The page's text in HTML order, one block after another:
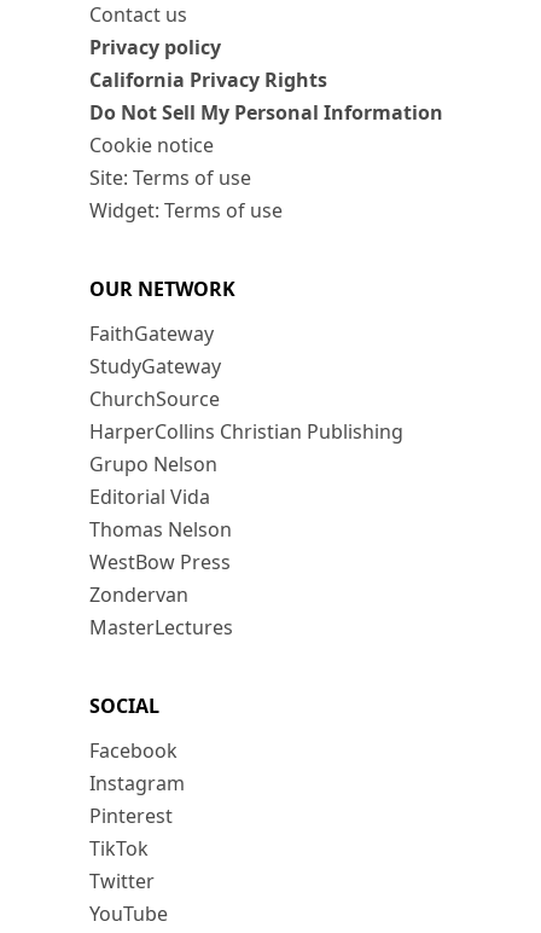
Contact us
Privacy policy
California Privacy Rights
Do Not Sell My Personal Information
Cookie notice
Site: Terms of use
Widget: Terms of use
OUR NETWORK
FaithGateway
StudyGateway
ChurchSource
HarperCollins Christian Publishing
Grupo Nelson
Editorial Vida
Thomas Nelson
WestBow Press
Zondervan
MasterLectures
SOCIAL
Facebook
Instagram
Pinterest
TikTok
Twitter
YouTube